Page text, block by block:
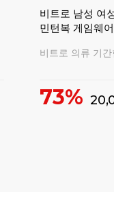
비트로 남성 여
민턴복 게임웨어
비트로 의류 기
73%